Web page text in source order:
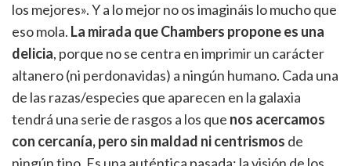
los mejores». Y a lo mejor no os imagináis lo mucho que
eso mola. La mirada que Chambers propone es una
delicia, porque no se centra en imprimir un carácter
altanero (ni perdonavidas) a ningún humano. Cada una
de las razas/especies que aparecen en la galaxia
tendrá una serie de rasgos a los que nos acercamos
con cercanía, pero sin maldad ni centrismos de